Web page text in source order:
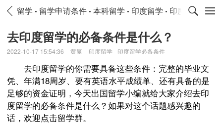
留学 留学申请条件 本科留学 印度留学 印度留学申请
去印度留学的必备条件是什么？
2022-10-17 15:54:36 黄赢 印度留学 印度留学必备条件
去印度留学的你需要具备这些条件：完整的毕业文
凭、年满18周岁、要有英语水平成绩单、还有具备的是
足够的资金证明，今天出国留学小编就给大家介绍去印
度留学的必备条件是什么？如果对这个话题感兴趣的
话，欢迎点击留学群。